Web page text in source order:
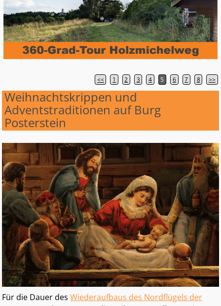
Artikelnavigation
<< 1 2 3 4 5 6 7 8 >>
Weihnachtskrippen und
Adventstraditionen auf Burg
Posterstein
Für die Dauer desWiederaufbaus des Nordflügels der